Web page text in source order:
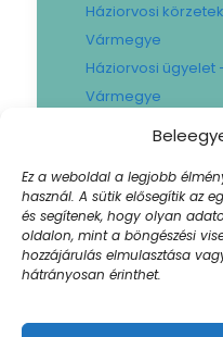
Ez a weboldal a legjobb
használ. A sütik elősegítik az
és segítenek, hogy olyan
oldalon, mint a böngészési
hozzájárulás elmulasztása
hátrányosan érinthet.
Háziorvosi
Vármegye
Háziorvosi
Vármegye
Gyógyszertári
Városi Fogászat
Művese Állomás
Facility
Sajtószoba